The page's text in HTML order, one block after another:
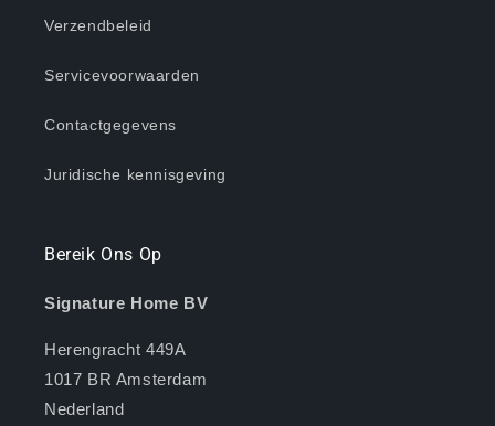
Verzendbeleid
Servicevoorwaarden
Contactgegevens
Juridische kennisgeving
Bereik Ons ​​Op
Signature Home BV
Herengracht 449A
1017 BR Amsterdam
Nederland